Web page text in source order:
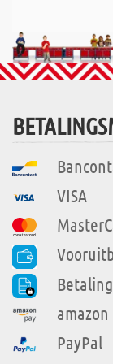
VISA
amazon
PayPal